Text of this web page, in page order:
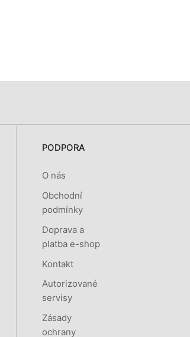
PODPORA
O nás
Obchodní
podmínky
Doprava a
platba e-shop
Kontakt
Autorizované
servisy
Zásady
ochrany